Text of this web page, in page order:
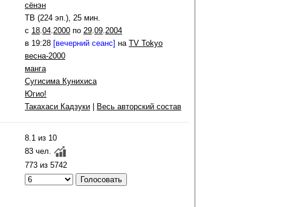
сёнэн
ТВ (224 эп.), 25 мин.
c 18.04.2000 по 29.09.2004
в 19:28 [вечерний сеанс] на TV Tokyo
весна-2000
манга
Сугисима Кунихиса
Югио!
Такахаси Кадзуки Весь авторский состав
8.1 из 10
83 чел.
773 из 5742